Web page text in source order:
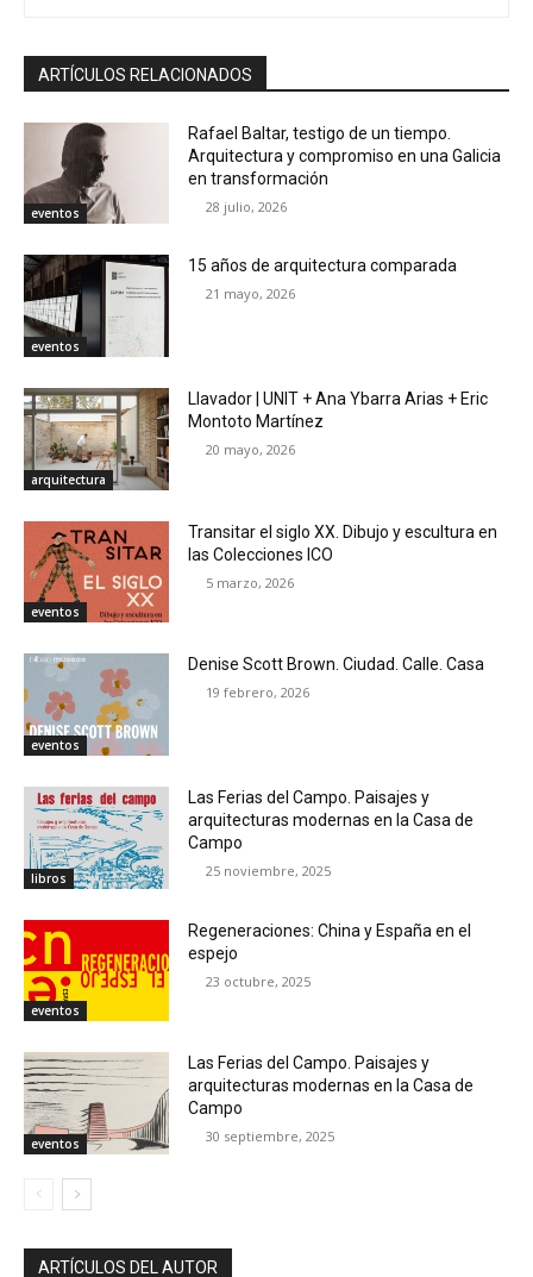
ARTÍCULOS RELACIONADOS
eventos
Rafael Baltar, testigo de un tiempo.
Arquitectura y compromiso en una Galicia
en transformación
28 julio, 2026
eventos
15 años de arquitectura comparada
21 mayo, 2026
arquitectura
Llavador | UNIT + Ana Ybarra Arias + Eric
Montoto Martínez
20 mayo, 2026
eventos
Transitar el siglo XX. Dibujo y escultura en
las Colecciones ICO
5 marzo, 2026
eventos
Denise Scott Brown. Ciudad. Calle. Casa
19 febrero, 2026
libros
Las Ferias del Campo. Paisajes y
arquitecturas modernas en la Casa de
Campo
25 noviembre, 2025
eventos
Regeneraciones: China y España en el
espejo
23 octubre, 2025
eventos
Las Ferias del Campo. Paisajes y
arquitecturas modernas en la Casa de
Campo
30 septiembre, 2025
ARTÍCULOS DEL AUTOR